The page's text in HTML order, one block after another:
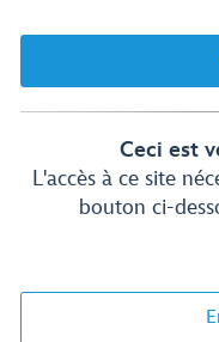
Ceci est
L'accès à ce site
bouton ci-